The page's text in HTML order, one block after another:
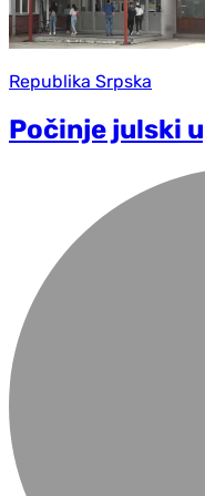
Republika Srpska
Počinje julski